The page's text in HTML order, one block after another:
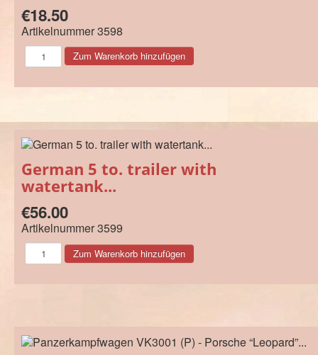
€18.50
Artikelnummer3598
German 5 to. trailer with
watertank...
€56.00
Artikelnummer3599